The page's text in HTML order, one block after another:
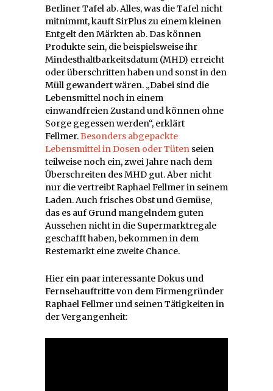
Berliner Tafel ab. Alles, was die Tafel nicht
mitnimmt, kauft SirPlus zu einem kleinen
Entgelt den Märkten ab. Das können
Produkte sein, die beispielsweise ihr
Mindesthaltbarkeitsdatum (MHD) erreicht
oder überschritten haben und sonst in den
Müll gewandert wären. „Dabei sind die
Lebensmittel noch in einem
einwandfreien Zustand und können ohne
Sorge gegessen werden“, erklärt
Fellmer.Besonders abgepackte
Lebensmittel in Dosen oder Tüten seien
teilweise noch ein, zwei Jahre nach dem
Überschreiten des MHD gut. Aber nicht
nur die vertreibt Raphael Fellmer in seinem
Laden. Auch frisches Obst und Gemüse,
das es auf Grund mangelndem guten
Aussehen nicht in die Supermarktregale
geschafft haben, bekommen in dem
Restemarkt eine zweite Chance.
Hier ein paar interessante Dokus und
Fernsehauftritte von dem Firmengründer
Raphael Fellmer und seinen Tätigkeiten in
der Vergangenheit: